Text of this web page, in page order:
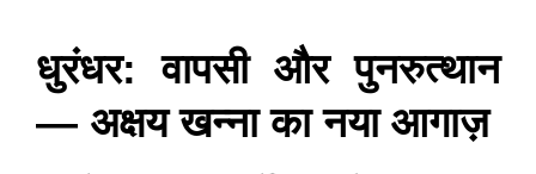
धुरंधर: वापसी और पुनरुत्थान
— अक्षय खन्ना का नया आगाज़